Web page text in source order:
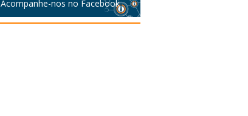
Acompanhe-nos no Facebook